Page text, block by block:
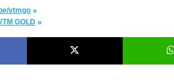
vtmgo
GOLD